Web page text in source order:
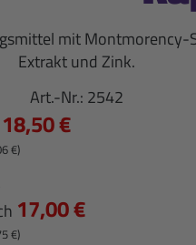
mit Montmorency-
Extrakt und Zink.
Art.-Nr.: 2542
18,50 €
€)
17,00 €
€)